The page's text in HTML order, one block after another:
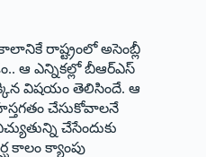
రాష్ట్రంలో అసెంబ్లీ
ఆ ఎన్నికల్లో బీఆర్‌ఎస్‌
విషయం తెలిసిందే. ఆ
చేసుకోవాలనే
చేసేందుకు
కాలం క్యాంపు